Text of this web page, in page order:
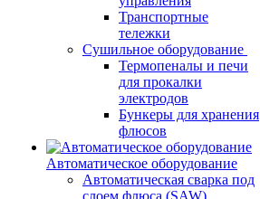
Транспортные
тележки
Сушильное оборудование
Термопеналы и печи
для прокалки
электродов
Бункеры для хранения
флюсов
Автоматическое оборудование
Автоматическая сварка под
слоем флюса (SAW)